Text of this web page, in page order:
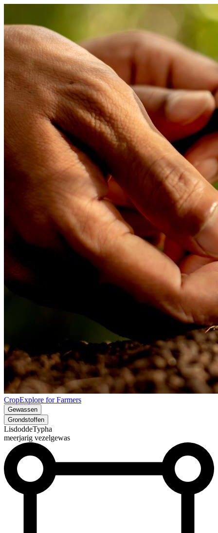
CropExplore for Farmers
Gewassen
Grondstoffen
LisdoddeTypha
meerjarig vezelgewas